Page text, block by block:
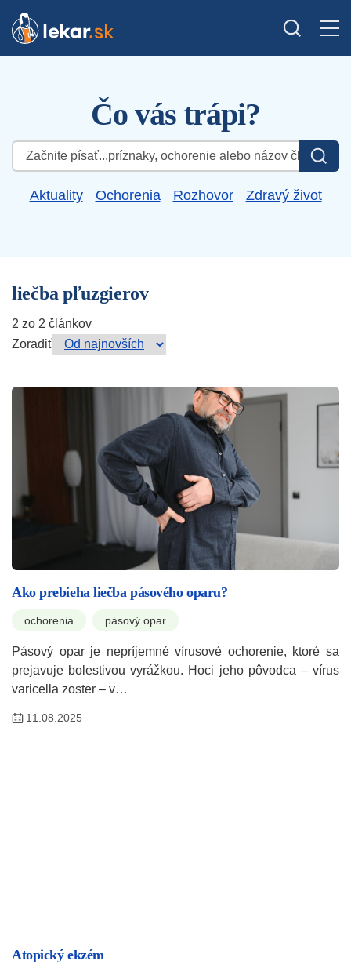
Čo vás trápi?
Hľadať:
Aktuality Ochorenia Rozhovor Zdravý život
liečba pľuzgierov
2 zo 2 článkov
Zoradiť
Ako prebieha liečba pásového oparu?
ochorenia pásový opar
Pásový opar je nepríjemné vírusové ochorenie, ktoré sa
prejavuje bolestivou vyrážkou. Hoci jeho pôvodca – vírus
varicella zoster – v…
11.08.2025
Atopický ekzém